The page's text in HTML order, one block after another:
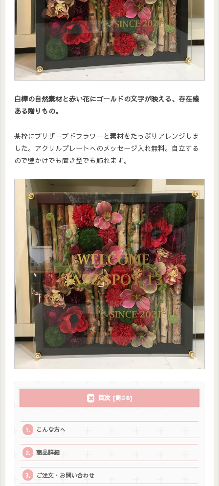
白樺の自然素材と赤い花にゴールドの文字が映える、存在感
ある贈りもの。
茶枠にプリザーブドフラワーと素材をたっぷりアレンジしま
した。アクリルプレートへのメッセージ入れ無料。自立する
ので壁かけでも置き型でも飾れます。
目次
こんな方へ
商品詳細
ご注文・お問い合わせ